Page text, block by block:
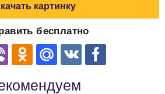
картинку
бесплатно